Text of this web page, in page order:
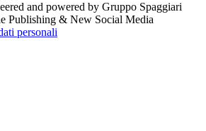
and powered by Gruppo Spaggiari
Publishing & New Social Media
personali